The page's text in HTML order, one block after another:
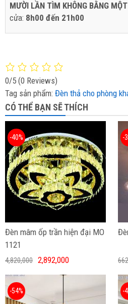
MƯỜI LẦN TÌM KHÔNG BẰNG
cửa: 8h00 đến 21h00
0/5 (0 Reviews)
Tag sản phẩm: Đèn thả cho phòng
CÓ THỂ BẠN SẼ THÍCH
Đèn mâm ốp trần hiện đại MO
1121
-40%
4,820,000 2,892,000
-
-54% -